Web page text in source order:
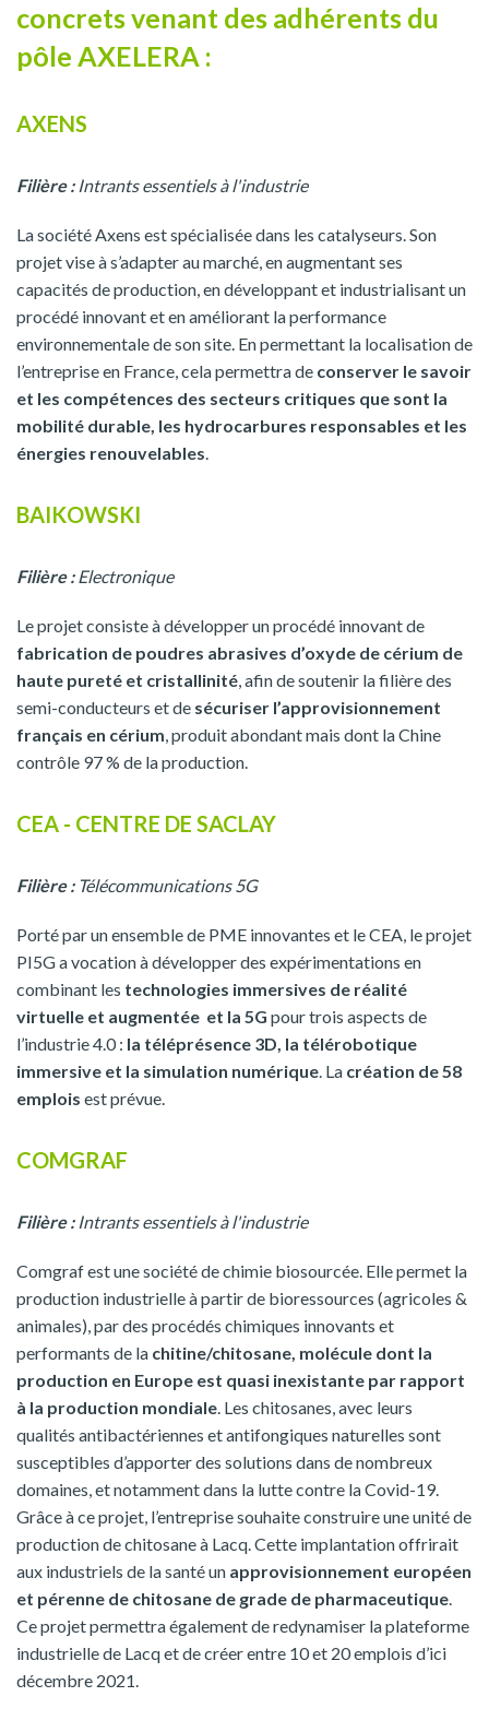
concrets venant des adhérents du
pôle AXELERA :
AXENS
Filière :Intrants essentiels à l'industrie
La société Axens est spécialisée dans les catalyseurs. Son
projet vise à s’adapter au marché, en augmentant ses
capacités de production, en développant et industrialisant un
procédé innovant et en améliorant la performance
environnementale de son site. En permettant la localisation de
l’entreprise en France, cela permettra de conserver le savoir
et les compétences des secteurs critiques que sont la
mobilité durable, les hydrocarbures responsables et les
énergies renouvelables.
BAIKOWSKI
Filière :Electronique
Le projet consiste à développer un procédé innovant de
fabrication de poudres abrasives d’oxyde de cérium de
haute pureté et cristallinité, afin de soutenir la filière des
semi-conducteurs et de sécuriser l’approvisionnement
français en cérium, produit abondant mais dont la Chine
contrôle 97 % de la production.
CEA - CENTRE DE SACLAY
Filière :Télécommunications 5G
Porté par un ensemble de PME innovantes et le CEA, le projet
PI5G a vocation à développer des expérimentations en
combinant les technologies immersives de réalité
virtuelle et augmentée et la 5G pour trois aspects de
l’industrie 4.0 : la téléprésence 3D, la télérobotique
immersive et la simulation numérique. La création de 58
emplois est prévue.
COMGRAF
Filière : Intrants essentiels à l'industrie
Comgraf est une société de chimie biosourcée. Elle permet la
production industrielle à partir de bioressources (agricoles &
animales), par des procédés chimiques innovants et
performants de la chitine/chitosane, molécule dont la
production en Europe est quasi inexistante par rapport
à la production mondiale. Les chitosanes, avec leurs
qualités antibactériennes et antifongiques naturelles sont
susceptibles d’apporter des solutions dans de nombreux
domaines, et notamment dans la lutte contre la Covid-19.
Grâce à ce projet, l’entreprise souhaite construire une unité de
production de chitosane à Lacq. Cette implantation offrirait
aux industriels de la santé un approvisionnement européen
et pérenne de chitosane de grade de pharmaceutique.
Ce projet permettra également de redynamiser la plateforme
industrielle de Lacq et de créer entre 10 et 20 emplois d’ici
décembre 2021.